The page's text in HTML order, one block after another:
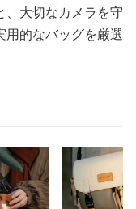
、大切なカメラを守
用的なバッグを厳選